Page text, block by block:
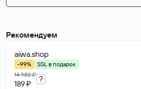
Рекомендуем
aiwa.shop
-99%
SSL в подарок
14 982 ₽
189 ₽
?